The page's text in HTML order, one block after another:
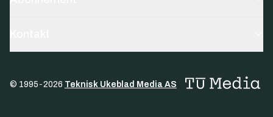
© 1995-2026 Teknisk Ukeblad Media AS